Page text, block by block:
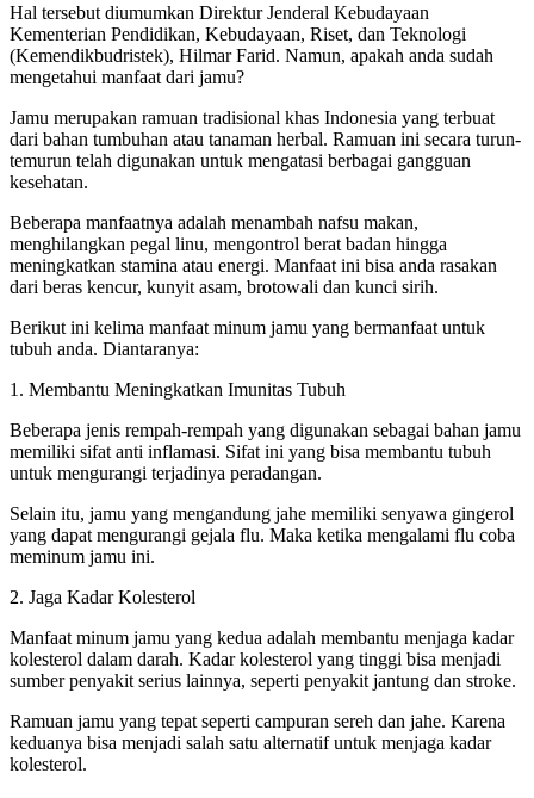
Hal tersebut diumumkan Direktur Jenderal Kebudayaan
Kementerian Pendidikan, Kebudayaan, Riset, dan Teknologi
(Kemendikbudristek), Hilmar Farid. Namun, apakah anda sudah
mengetahui manfaat dari jamu?
Jamu merupakan ramuan tradisional khas Indonesia yang terbuat
dari bahan tumbuhan atau tanaman herbal. Ramuan ini secara turun-
temurun telah digunakan untuk mengatasi berbagai gangguan
kesehatan.
Beberapa manfaatnya adalah menambah nafsu makan,
menghilangkan pegal linu, mengontrol berat badan hingga
meningkatkan stamina atau energi. Manfaat ini bisa anda rasakan
dari beras kencur, kunyit asam, brotowali dan kunci sirih.
Berikut ini kelima manfaat minum jamu yang bermanfaat untuk
tubuh anda. Diantaranya:
1. Membantu Meningkatkan Imunitas Tubuh
Beberapa jenis rempah-rempah yang digunakan sebagai bahan jamu
memiliki sifat anti inflamasi. Sifat ini yang bisa membantu tubuh
untuk mengurangi terjadinya peradangan.
Selain itu, jamu yang mengandung jahe memiliki senyawa gingerol
yang dapat mengurangi gejala flu. Maka ketika mengalami flu coba
meminum jamu ini.
2. Jaga Kadar Kolesterol
Manfaat minum jamu yang kedua adalah membantu menjaga kadar
kolesterol dalam darah. Kadar kolesterol yang tinggi bisa menjadi
sumber penyakit serius lainnya, seperti penyakit jantung dan stroke.
Ramuan jamu yang tepat seperti campuran sereh dan jahe. Karena
keduanya bisa menjadi salah satu alternatif untuk menjaga kadar
kolesterol.